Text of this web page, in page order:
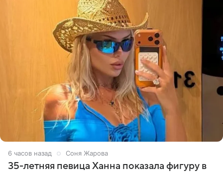
6 часов назад Соня Жарова
35-летняя певица Ханна показала фигуру в